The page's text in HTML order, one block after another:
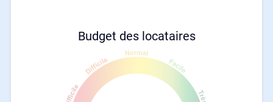
Budget des locataires